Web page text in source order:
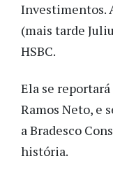
Investimentos.
(mais tarde
HSBC.
Ela se
Ramos Neto, e
a Bradesco
história.